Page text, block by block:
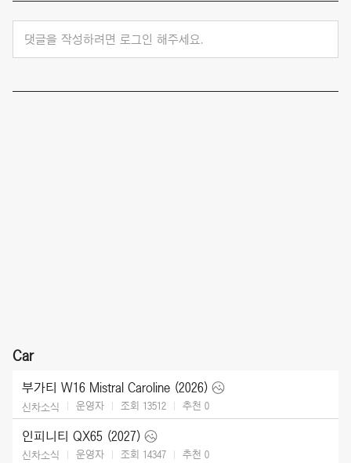
댓글을 작성하려면 로그인 해주세요.
Car
부가티 W16 Mistral Caroline (2026)
신차소식 운영자 조회 13512 추천 0
인피니티 QX65 (2027)
신차소식 운영자 조회 14347 추천 0